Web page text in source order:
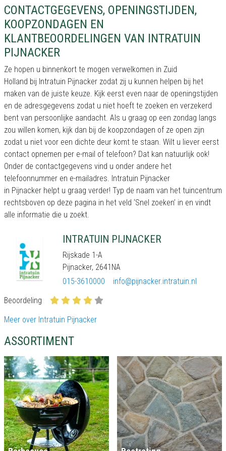
CONTACTGEGEVENS, OPENINGSTIJDEN,
KOOPZONDAGEN EN
KLANTBEOORDELINGEN VAN INTRATUIN
PIJNACKER
Ze hopen u binnenkort te mogen verwelkomen in Zuid
Holland bij Intratuin Pijnacker zodat zij u kunnen helpen bij het
maken van de juiste keuze. Kijk eerst even naar de openingstijden
en de adresgegevens zodat u niet hoeft te zoeken en verzekerd
bent van persoonlijke aandacht. Als u graag op een zondag langs
zou willen komen, kijk dan bij de koopzondagen of ze open zijn
zodat u niet voor een dichte deur komt te staan. Wilt u liever eerst
contact opnemen per e-mail of telefoon? Dat kan natuurlijk ook!
Onder de contactgegevens vind u onder andere het
telefoonnummer en e-mailadres. Intratuin Pijnacker
in Pijnacker helpt u graag verder! Typ de naam van het tuincentrum
rechtsboven op deze pagina in het veld ‘Snel zoeken’ in en vindt
alle informatie die u zoekt.
INTRATUIN PIJNACKER
Rijskade 1-A
Pijnacker, 2641NA
015-3610000
info@pijnacker.intratuin.nl
Beoordeling
Meer over Intratuin Pijnacker
ASSORTIMENT